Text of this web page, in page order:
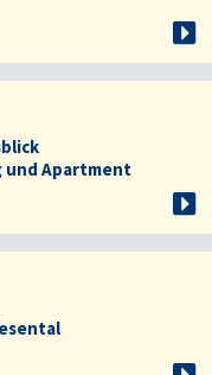
und Apartment